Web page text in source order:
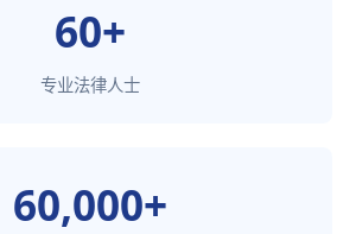
60+
专业法律人士
60,000+